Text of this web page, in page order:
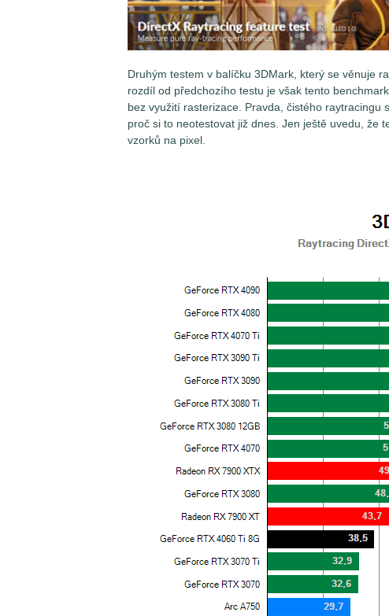
Druhým testem v balíčku 3DMark, který se věnuje
rozdíl od předchozího testu je však tento
bez využití rasterizace. Pravda, čistého
proč si to neotestovat již dnes. Jen ještě uvedu, že
vzorků na pixel.